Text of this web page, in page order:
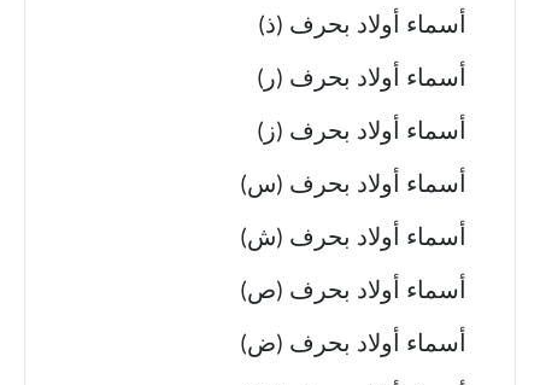
أسماء أولاد بحرف (ذ)
أسماء أولاد بحرف (ر)
أسماء أولاد بحرف (ز)
أسماء أولاد بحرف (س)
أسماء أولاد بحرف (ش)
أسماء أولاد بحرف (ص)
أسماء أولاد بحرف (ض)